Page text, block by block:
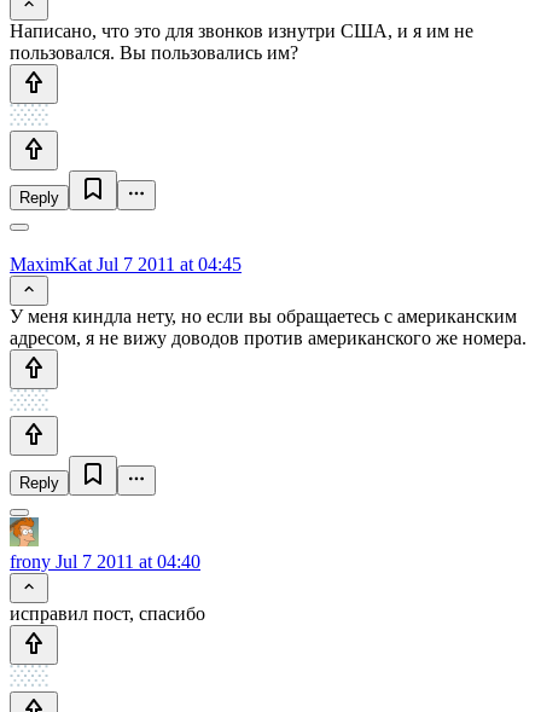
Написано, что это для звонков изнутри США, и я им не
пользовался. Вы пользовались им?
Reply
MaximKat Jul 7 2011 at 04:45
У меня киндла нету, но если вы обращаетесь с американским
адресом, я не вижу доводов против американского же номера.
Reply
frony Jul 7 2011 at 04:40
исправил пост, спасибо